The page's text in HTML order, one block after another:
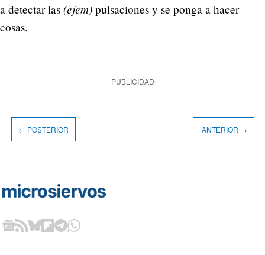
a detectar las (ejem) pulsaciones y se ponga a hacer
cosas.
PUBLICIDAD
← POSTERIOR ANTERIOR →